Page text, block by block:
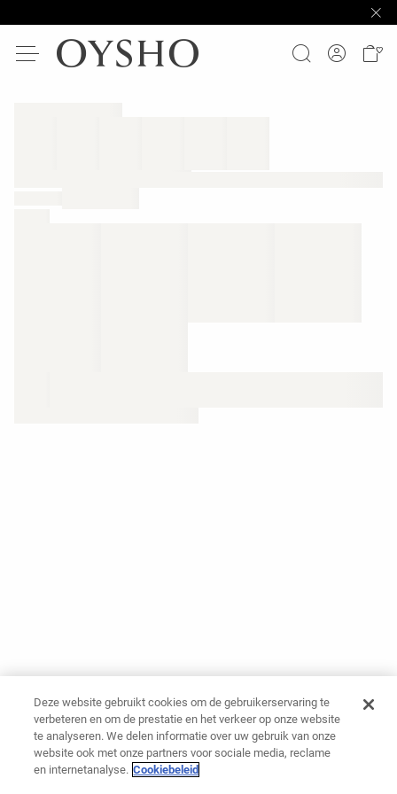
Deze website gebruikt cookies om de gebruikerservaring te
verbeteren en om de prestatie en het verkeer op onze website
te analyseren. We delen informatie over uw gebruik van onze
website ook met onze partners voor sociale media, reclame
en internetanalyse. Cookiebeleid